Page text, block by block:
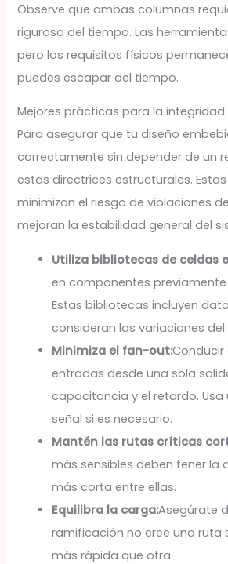
Observe que ambas columnas
riguroso del tiempo. Las
pero los requisitos físicos
puedes escapar del tiempo.
Mejores prácticas para la
Para asegurar que tu diseño
correctamente sin depender de un
estas directrices estructurales.
minimizan el riesgo de violaciones
mejoran la estabilidad general del
Utiliza bibliotecas de celdas
en componentes
Estas bibliotecas incluyen
consideran las variaciones
Minimiza el fan-out:
entradas desde una sola
capacitancia y el retardo. Usa
señal si es necesario.
Mantén las rutas críticas
más sensibles deben tener la
más corta entre ellas.
Equilibra la carga:Asegúrate
ramificación no cree una ruta
más rápida que otra.